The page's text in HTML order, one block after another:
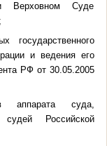
Верховном Суде
государственного
и ведения его
РФ от 30.05.2005
аппарата суда,
Российской